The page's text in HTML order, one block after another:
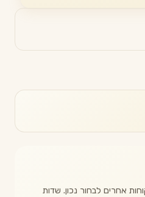
אחרים לבחור נכון. שדות